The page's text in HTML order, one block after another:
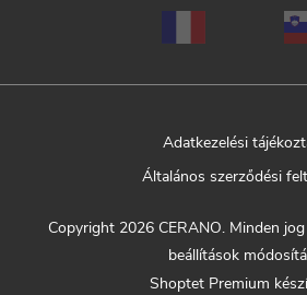
Adatkezelési
Általános szerződési
Shoptet Premium
Copyright 2026 CERANO. Minden
beállítások